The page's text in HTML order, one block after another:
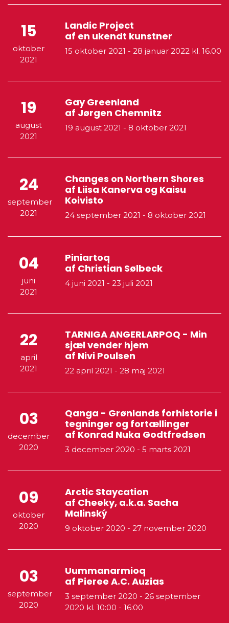
15
oktober
2021
Landic Project
af en ukendt kunstner
15 oktober 2021 - 28 januar 2022 kl. 16.00
19
august
2021
Gay Greenland
af Jørgen Chemnitz
19 august 2021 - 8 oktober 2021
24
september
2021
Changes on Northern Shores
af Liisa Kanerva og Kaisu
Koivisto
24 september 2021 - 8 oktober 2021
04
juni
2021
Piniartoq
af Christian Sølbeck
4 juni 2021 - 23 juli 2021
22
april
2021
TARNIGA ANGERLARPOQ - Min
sjæl vender hjem
af Nivi Poulsen
22 april 2021 - 28 maj 2021
03
december
2020
Qanga - Grønlands forhistorie i
tegninger og fortællinger
af Konrad Nuka Godtfredsen
3 december 2020 - 5 marts 2021
09
oktober
2020
Arctic Staycation
af Cheeky, a.k.a. Sacha
Malinský
9 oktober 2020 - 27 november 2020
03
september
2020
Uummanarmioq
af Pieree A.C. Auzias
3 september 2020 - 26 september
2020 kl. 10:00 - 16:00